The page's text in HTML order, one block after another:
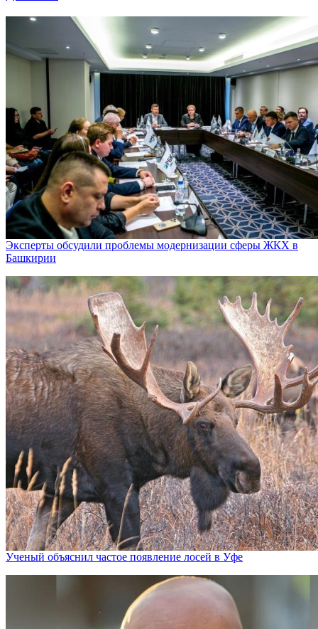
Эксперты обсудили проблемы модернизации сферы ЖКХ в
Башкирии
Ученый объяснил частое появление лосей в Уфе